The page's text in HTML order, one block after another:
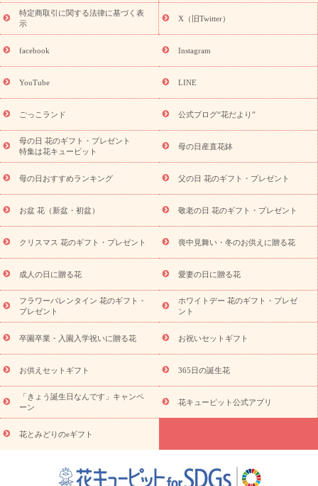
ペーン
映画『ウォーターガーディアンズ』コラボキャンペーン
「きょう誕生日なんです」キャンペーン
誕生日の花を探す
誕生日フラワーギフト 誕生日フラワーギフト特集
9月の誕生花(リンドウ)
ら探す
お祝いの花特集 当日配達特急便 お祝い商品一覧
念日
結婚祝い 出産祝い 退院祝い・快気祝い
寿祝い
プチギフト ペットのお祝いフラワー
供え・お悔やみ商品一覧
お供え・お悔やみの花
四十九日法要以
降に贈る花
通夜・葬儀に贈る花
お供え お花とセットギフト
お供え プリザーブドフラワー
ペットのお供えフラワー
お盆（新
盆・初盆）
その他 お祝い返し お見舞い
お取り寄せギフト
ビジネス用
ご自宅用 観葉植物 ミディ胡蝶蘭
プリザーブ
ドフラワー
スタイルから探す アレンジメント 花束
スタ
ンド花
お祝い お供え・お悔やみ 胡蝶蘭 胡蝶蘭・花鉢
ディ胡蝶蘭・お祝い
ミディ胡蝶蘭・お供え
世界初の青色胡蝶蘭
観葉植物
観葉植物 産直多肉植物
プリザーブドフラワー
お祝い
お供え・お悔やみ 花とセットギフト
セミオーダー
プチギフト（hanamore -ハナモア-）
花とみどりのeギフト
キューピットのeGfit
カラー ピンク イエローオレンジ
レッ
ド
お花の種類 トルコキキョウ
お祝い お祝い・3000円～ お祝い・4000円～
お祝い・
5000円～
お祝い・7000円～ お祝い・ 10000円～
お供え・お
悔やみ
円～
お供え・お悔やみ・
読み物
いのマナー
定年退職祝いのマナー
お祝いを贈るときのマナー・
特定商取引に関する法律に基づく表
示
X（旧Twitter）
facebook Instagram
YouTube LINE
ごっこランド 公式ブログ“花だより”
母の日 花のギフト・プレゼント
特集は花キューピット
母の日産直花鉢
母の日おすすめランキング 父の日 花のギフト・プレゼント
お盆 花（新盆・初盆） 敬老の日 花のギフト・プレゼント
クリスマス 花のギフト・プレゼント 喪中見舞い・冬のお供えに贈る花
成人の日に贈る花 愛妻の日に贈る花
フラワーバレンタイン 花のギフト・
プレゼント
ホワイトデー 花のギフト・プレゼ
ント
卒園卒業・入園入学祝いに贈る花 お祝いセットギフト
お供えセットギフト 365日の誕生花
「きょう誕生日なんです」キャンペ
ーン
花キューピット公式アプリ
花とみどりのeギフト